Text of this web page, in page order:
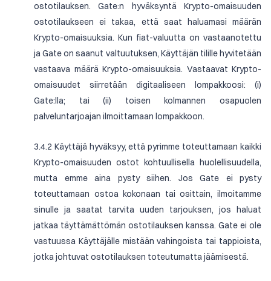
ostotilauksen. Gate:n hyväksyntä Krypto-omaisuuden
ostotilaukseen ei takaa, että saat haluamasi määrän
Krypto-omaisuuksia. Kun fiat-valuutta on vastaanotettu
ja Gate on saanut valtuutuksen, Käyttäjän tilille hyvitetään
vastaava määrä Krypto-omaisuuksia. Vastaavat Krypto-
omaisuudet siirretään digitaaliseen lompakkoosi: (i)
Gate:lla; tai (ii) toisen kolmannen osapuolen
palveluntarjoajan ilmoittamaan lompakkoon.
3.4.2 Käyttäjä hyväksyy, että pyrimme toteuttamaan kaikki
Krypto-omaisuuden ostot kohtuullisella huolellisuudella,
mutta emme aina pysty siihen. Jos Gate ei pysty
toteuttamaan ostoa kokonaan tai osittain, ilmoitamme
sinulle ja saatat tarvita uuden tarjouksen, jos haluat
jatkaa täyttämättömän ostotilauksen kanssa. Gate ei ole
vastuussa Käyttäjälle mistään vahingoista tai tappioista,
jotka johtuvat ostotilauksen toteutumatta jäämisestä.